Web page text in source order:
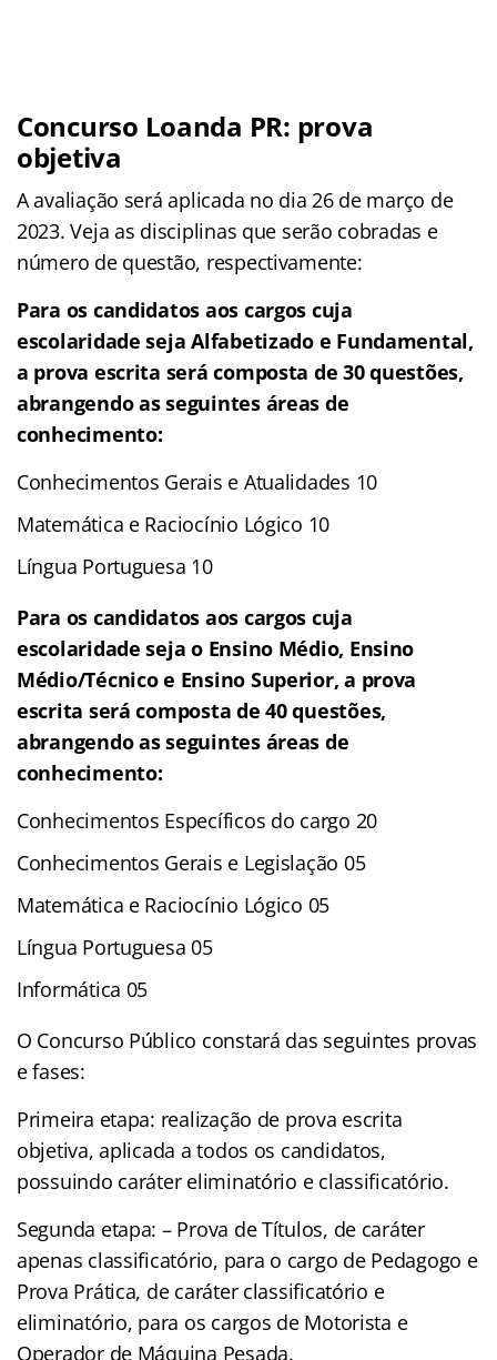
Concurso Loanda PR: prova
objetiva
A avaliação será aplicada no dia 26 de março de
2023. Veja as disciplinas que serão cobradas e
número de questão, respectivamente:
Para os candidatos aos cargos cuja
escolaridade seja Alfabetizado e Fundamental,
a prova escrita será composta de 30 questões,
abrangendo as seguintes áreas de
conhecimento:
Conhecimentos Gerais e Atualidades 10
Matemática e Raciocínio Lógico 10
Língua Portuguesa 10
Para os candidatos aos cargos cuja
escolaridade seja o Ensino Médio, Ensino
Médio/Técnico e Ensino Superior, a prova
escrita será composta de 40 questões,
abrangendo as seguintes áreas de
conhecimento:
Conhecimentos Específicos do cargo 20
Conhecimentos Gerais e Legislação 05
Matemática e Raciocínio Lógico 05
Língua Portuguesa 05
Informática 05
O Concurso Público constará das seguintes provas
e fases:
Primeira etapa: realização de prova escrita
objetiva, aplicada a todos os candidatos,
possuindo caráter eliminatório e classificatório.
Segunda etapa: – Prova de Títulos, de caráter
apenas classificatório, para o cargo de Pedagogo e
Prova Prática, de caráter classificatório e
eliminatório, para os cargos de Motorista e
Operador de Máquina Pesada.